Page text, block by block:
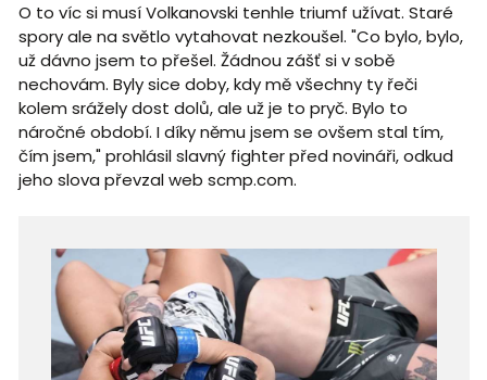
O to víc si musí Volkanovski tenhle triumf užívat. Staré
spory ale na světlo vytahovat nezkoušel. "Co bylo, bylo,
už dávno jsem to přešel. Žádnou zášť si v sobě
nechovám. Byly sice doby, kdy mě všechny ty řeči
kolem srážely dost dolů, ale už je to pryč. Bylo to
náročné období. I díky němu jsem se ovšem stal tím,
čím jsem," prohlásil slavný fighter před novináři, odkud
jeho slova převzal web scmp.com.